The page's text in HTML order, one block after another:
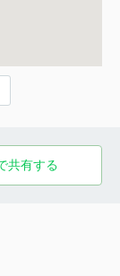
共有する